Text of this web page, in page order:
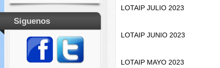
Siguenos
LOTAIP JULIO 2023
LOTAIP JUNIO 2023
LOTAIP MAYO 2023